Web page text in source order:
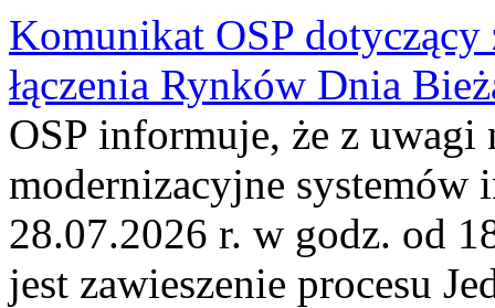
Komunikat OSP dotyczący
łączenia Rynków Dnia
OSP informuje, że z uwagi
modernizacyjne
28.07.2026 r. w godz. od
jest zawieszenie procesu